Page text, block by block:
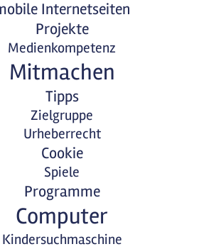
Internetseiten
Projekte
Medienkompetenz
Mitmachen
Tipps
Zielgruppe
Urheberrecht
Cookie
Spiele
Programme
Computer
Kindersuchmaschine